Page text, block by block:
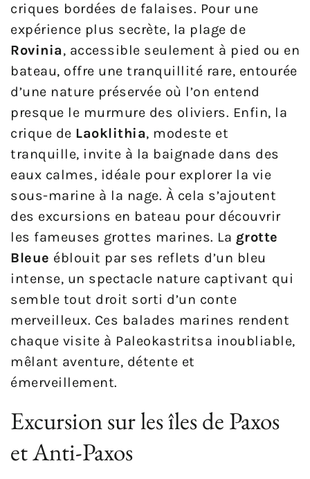
criques bordées de falaises. Pour une
expérience plus secrète, la plage de
Rovinia, accessible seulement à pied ou en
bateau, offre une tranquillité rare, entourée
d’une nature préservée où l’on entend
presque le murmure des oliviers. Enfin, la
crique de Laoklithia, modeste et
tranquille, invite à la baignade dans des
eaux calmes, idéale pour explorer la vie
sous-marine à la nage. À cela s’ajoutent
des excursions en bateau pour découvrir
les fameuses grottes marines. La grotte
Bleue éblouit par ses reflets d’un bleu
intense, un spectacle nature captivant qui
semble tout droit sorti d’un conte
merveilleux. Ces balades marines rendent
chaque visite à Paleokastritsa inoubliable,
mêlant aventure, détente et
émerveillement.
Excursion sur les îles de Paxos
et Anti-Paxos